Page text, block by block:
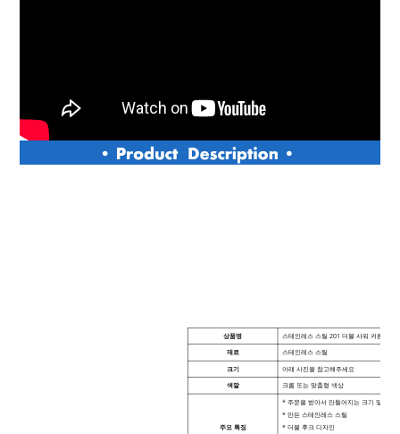
상품명 스테인레스 스틸 201 더블 샤워 커튼 링
재료
스테인레스 스틸
크기
아래 사진을 참고해주세요
색깔 크롬 또는 맞춤형 색상
주요 특징
* 주문을 받아서 만들어지는 크기 및 색깔
* 만든 스테인레스 스틸
* 더블 후크 디자인